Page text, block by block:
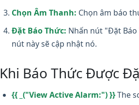
Chọn Âm Thanh: Chọn âm báo
Đặt Báo Thức: Nhấn nút "Đặt
nút này sẽ cập nhật nó.
Khi Báo Thức Được
{{ _("View Active Alarm:") }}The